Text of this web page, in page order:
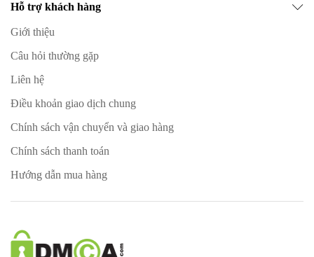
Hỗ trợ khách hàng
Giới thiệu
Câu hỏi thường gặp
Liên hệ
Điều khoản giao dịch chung
Chính sách vận chuyển và giao hàng
Chính sách thanh toán
Hướng dẫn mua hàng